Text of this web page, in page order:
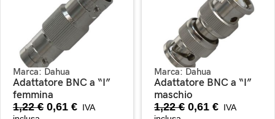
Marca: Dahua
Adattatore BNC a “I”
femmina
1,22€ 0,61 € IVA
Marca: Dahua
Adattatore BNC a “I”
maschio
1,22€ 0,61 € IVA